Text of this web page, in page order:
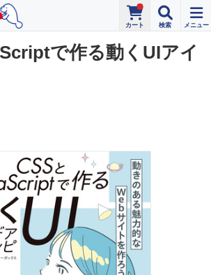
で作る動くUIアイ